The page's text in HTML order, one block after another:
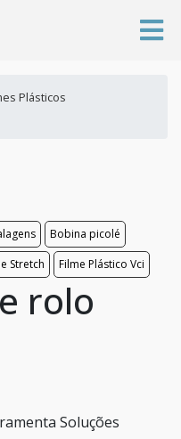
Plásticos
Bobina picolé
Stretch Filme Plástico Vci
rolo
Soluções